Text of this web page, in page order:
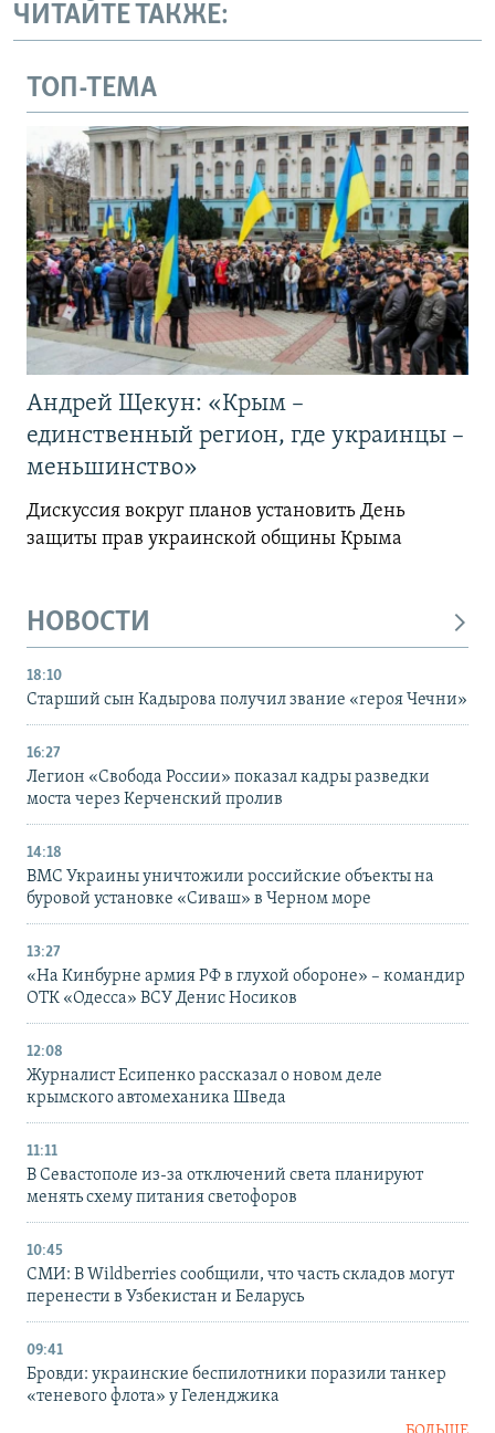
ЧИТАЙТЕ ТАКЖЕ:
ТОП-ТЕМА
Андрей Щекун: «Крым –
единственный регион, где украинцы –
меньшинство»
Дискуссия вокруг планов установить День
защиты прав украинской общины Крыма
НОВОСТИ
18:10
Старший сын Кадырова получил звание «героя Чечни»
16:27
Легион «Свобода России» показал кадры разведки
моста через Керченский пролив
14:18
ВМС Украины уничтожили российские объекты на
буровой установке «Сиваш» в Черном море
13:27
«На Кинбурне армия РФ в глухой обороне» – командир
ОТК «Одесса» ВСУ Денис Носиков
12:08
Журналист Есипенко рассказал о новом деле
крымского автомеханика Шведа
11:11
В Севастополе из-за отключений света планируют
менять схему питания светофоров
10:45
СМИ: В Wildberries сообщили, что часть складов могут
перенести в Узбекистан и Беларусь
09:41
Бровди: украинские беспилотники поразили танкер
«теневого флота» у Геленджика